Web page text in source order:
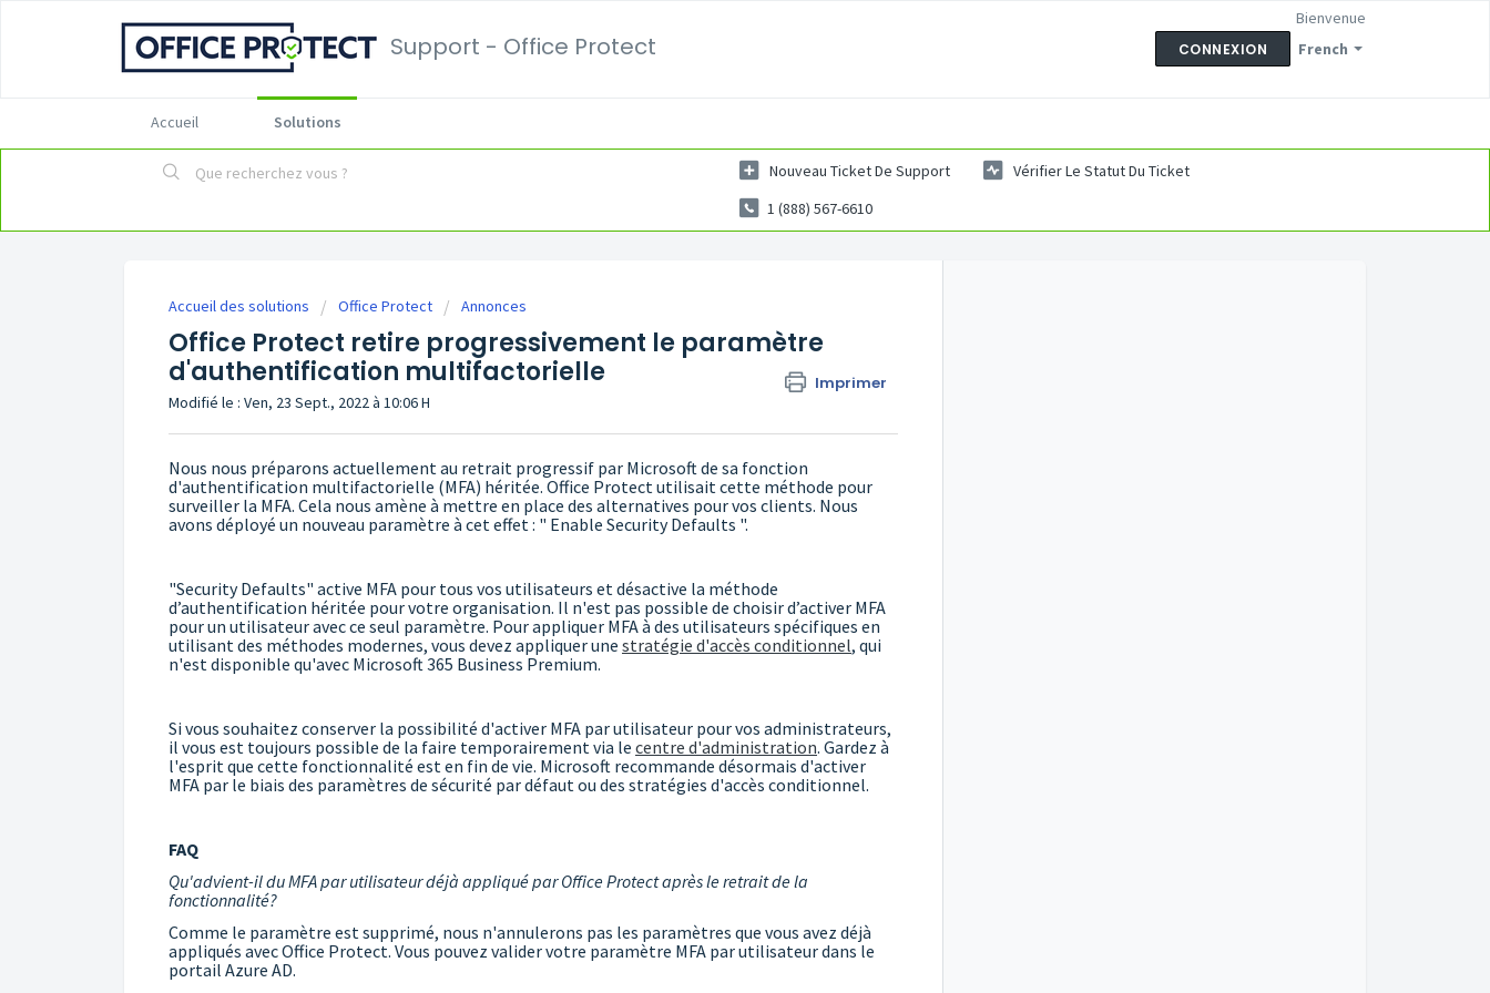
Support - Office Protect French
Bienvenue
CONNEXION
Accueil Solutions
Nouveau Ticket De Support
Vérifier Le Statut Du Ticket
1 (888) 567-6610
Accueil des solutions Office Protect Annonces
Office Protect retire progressivement le paramètre
d'authentification multifactorielle
Imprimer
Modifié le : Ven, 23 Sept., 2022 à 10:06 H
Nous nous préparons actuellement au retrait progressif par Microsoft de sa fonction
d'authentification multifactorielle (MFA) héritée. Office Protect utilisait cette méthode pour
surveiller la MFA. Cela nous amène à mettre en place des alternatives pour vos clients. Nous
avons déployé un nouveau paramètre à cet effet : " Enable Security Defaults ".
"Security Defaults" active MFA pour tous vos utilisateurs et désactive la méthode
d’authentification héritée pour votre organisation. Il n'est pas possible de choisir d’activer MFA
pour un utilisateur avec ce seul paramètre. Pour appliquer MFA à des utilisateurs spécifiques en
utilisant des méthodes modernes, vous devez appliquer une stratégie d'accès conditionnel, qui
n'est disponible qu'avec Microsoft 365 Business Premium.
Si vous souhaitez conserver la possibilité d'activer MFA par utilisateur pour vos administrateurs,
il vous est toujours possible de la faire temporairement via le centre d'administration. Gardez à
l'esprit que cette fonctionnalité est en fin de vie. Microsoft recommande désormais d'activer
MFA par le biais des paramètres de sécurité par défaut ou des stratégies d'accès conditionnel.
FAQ
Qu'advient-il du MFA par utilisateur déjà appliqué par Office Protect après le retrait de la
fonctionnalité?
Comme le paramètre est supprimé, nous n'annulerons pas les paramètres que vous avez déjà
appliqués avec Office Protect. Vous pouvez valider votre paramètre MFA par utilisateur dans le
portail Azure AD.